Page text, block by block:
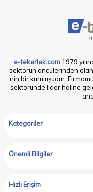
e-tekerlek.com1979
sektörün öncülerinden
nin bir kuruluşudur.
sektöründe lider haline
Kategoriler
Önemli Bilgiler
Hızlı Erişim